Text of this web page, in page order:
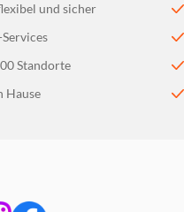
und sicher
Standorte
Hause